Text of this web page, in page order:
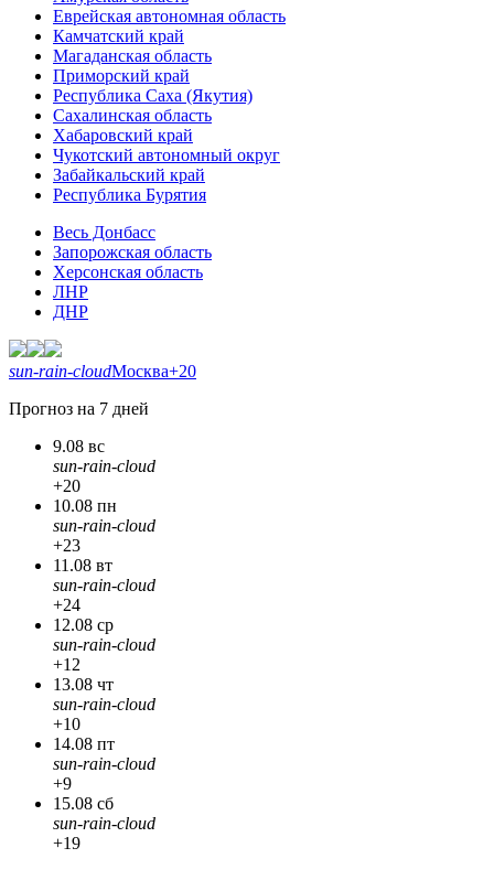
Еврейская автономная область
Камчатский край
Магаданская область
Приморский край
Республика Саха (Якутия)
Сахалинская область
Хабаровский край
Чукотский автономный округ
Забайкальский край
Республика Бурятия
Весь Донбасс
Запорожская область
Херсонская область
ЛНР
ДНР
sun-rain-cloudМосква+20
Прогноз на 7 дней
9.08 вс
sun-rain-cloud
+20
10.08 пн
sun-rain-cloud
+23
11.08 вт
sun-rain-cloud
+24
12.08 ср
sun-rain-cloud
+12
13.08 чт
sun-rain-cloud
+10
14.08 пт
sun-rain-cloud
+9
15.08 сб
sun-rain-cloud
+19